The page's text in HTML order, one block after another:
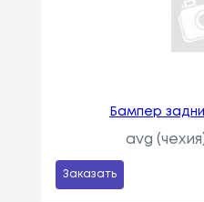
Бампер
avg
Заказать